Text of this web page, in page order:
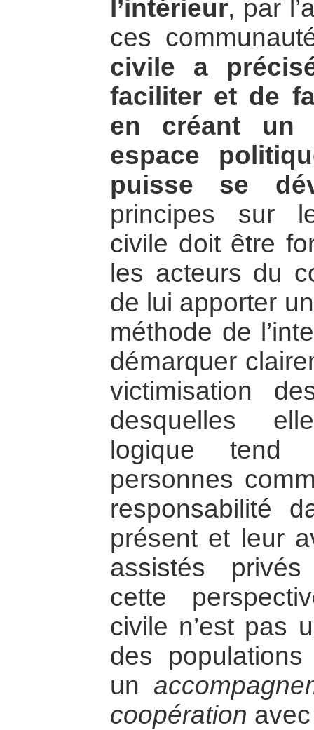
l’intérieur, par
ces
civile a
faciliter et de
en créant un
espace
puisse se
principes sur
civile doit être
les acteurs du
de lui apporter
méthode de
démarquer
victimisation
desquelles
logique tend
personnes
responsabilité
présent et leur
assistés privés
cette
civile n’est pas
des
un
coopération